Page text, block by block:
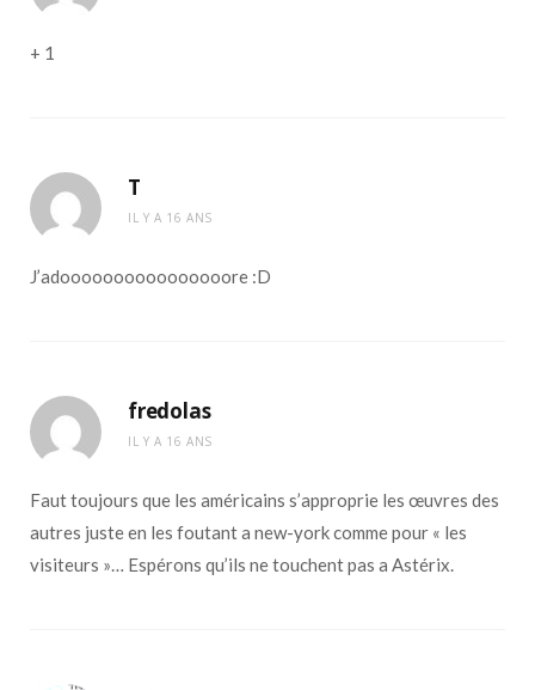
+ 1
T
IL Y A 16 ANS
J’adoooooooooooooooore :D
fredolas
IL Y A 16 ANS
Faut toujours que les américains s’approprie les œuvres des
autres juste en les foutant a new-york comme pour « les
visiteurs »… Espérons qu’ils ne touchent pas a Astérix.